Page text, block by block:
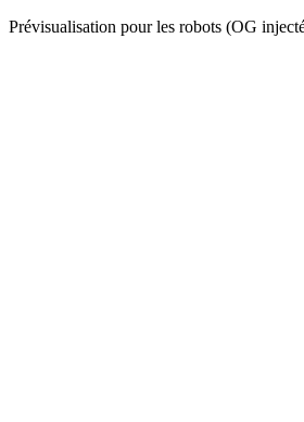
Prévisualisation pour les robots (OG